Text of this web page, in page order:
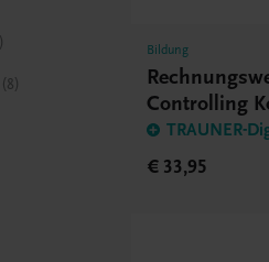
8
Bildung
Controlling
TRAUNER-
€ 33,95